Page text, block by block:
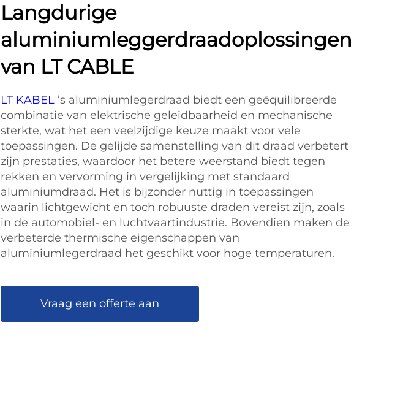
Langdurige
aluminiumleggerdraadoplossingen
van LT CABLE
LT KABEL ’s aluminiumlegerdraad biedt een geëquilibreerde
combinatie van elektrische geleidbaarheid en mechanische
sterkte, wat het een veelzijdige keuze maakt voor vele
toepassingen. De gelijde samenstelling van dit draad verbetert
zijn prestaties, waardoor het betere weerstand biedt tegen
rekken en vervorming in vergelijking met standaard
aluminiumdraad. Het is bijzonder nuttig in toepassingen
waarin lichtgewicht en toch robuuste draden vereist zijn, zoals
in de automobiel- en luchtvaartindustrie. Bovendien maken de
verbeterde thermische eigenschappen van
aluminiumlegerdraad het geschikt voor hoge temperaturen.
Vraag een offerte aan